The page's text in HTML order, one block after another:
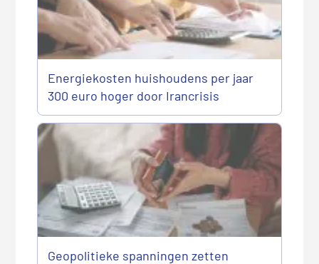
Energiekosten huishoudens per jaar
300 euro hoger door Irancrisis
Geopolitieke spanningen zetten